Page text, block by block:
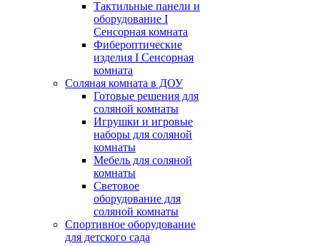
Тактильные панели и
оборудование I
Сенсорная комната
Фибероптические
изделия I Сенсорная
комната
Соляная комната в ДОУ
Готовые решения для
соляной комнаты
Игрушки и игровые
наборы для соляной
комнаты
Мебель для соляной
комнаты
Световое
оборудование для
соляной комнаты
Спортивное оборудование
для детского сада